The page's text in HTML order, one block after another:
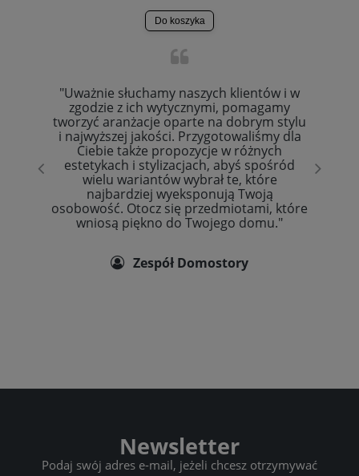
Do koszyka
"Uważnie słuchamy naszych klientów i w
zgodzie z ich wytycznymi, pomagamy
tworzyć aranżacje oparte na dobrym stylu
i najwyższej jakości. Przygotowaliśmy dla
Ciebie także propozycje w różnych
estetykach i stylizacjach, abyś spośród
wielu wariantów wybrał te, które
najbardziej wyeksponują Twoją
osobowość. Otocz się przedmiotami, które
wniosą piękno do Twojego domu."
Zespół Domostory
Newsletter
Podaj swój adres e-mail, jeżeli chcesz otrzymywać